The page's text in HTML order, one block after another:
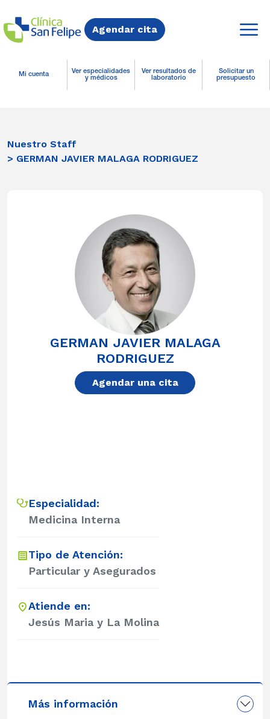
Agendar cita
Mi cuenta
Ver especialidades
y médicos
Ver resultados de
laboratorio
Solicitar un
presupuesto
Nuestro Staff
> GERMAN JAVIER MALAGA RODRIGUEZ
GERMAN JAVIER MALAGA
RODRIGUEZ
Agendar una cita
Especialidad:
Medicina Interna
Tipo de Atención:
Particular y Asegurados
Atiende en:
Jesús Maria y La Molina
Más información